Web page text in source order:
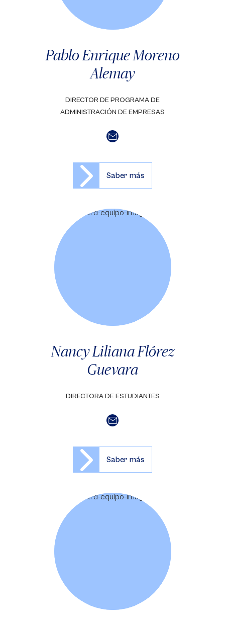
Pablo Enrique Moreno
Alemay
DIRECTOR DE PROGRAMA DE
ADMINISTRACIÓN DE EMPRESAS
Saber más
Nancy Liliana Flórez
Guevara
DIRECTORA DE ESTUDIANTES
Saber más